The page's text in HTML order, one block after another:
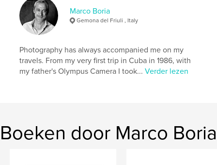
Marco Boria
Gemona del Friuli , Italy
Photography has always accompanied me on my
travels. From my very first trip in Cuba in 1986, with
my father's Olympus Camera I took...Verder lezen
Boeken door Marco Boria